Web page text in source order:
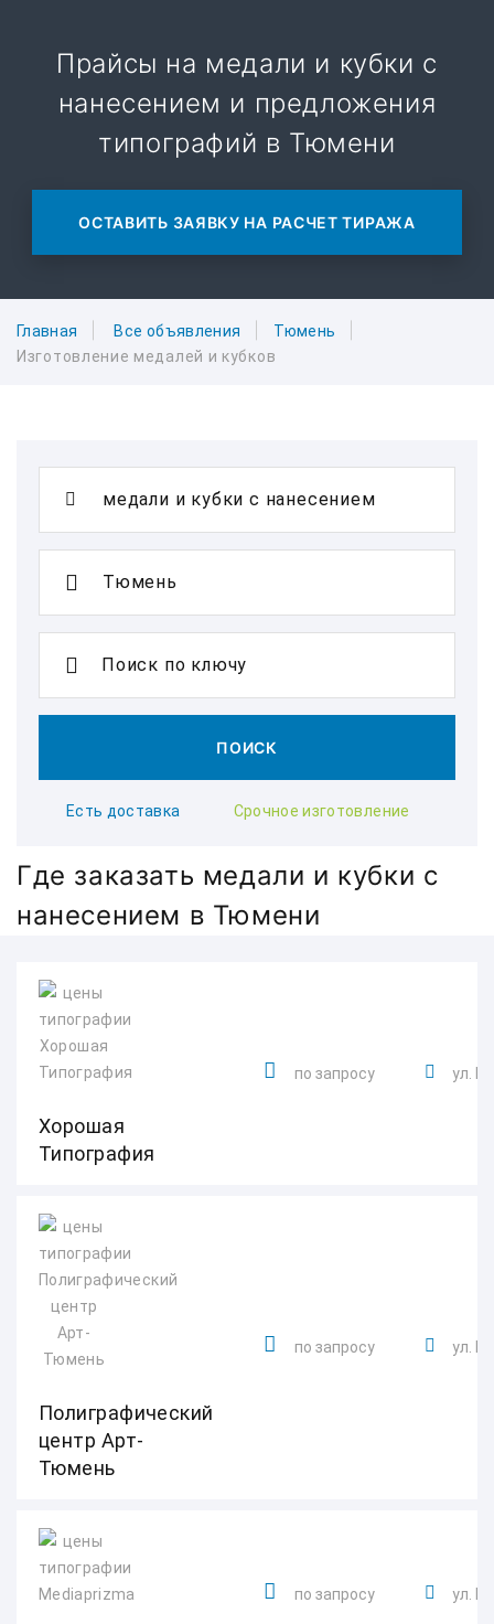
Прайсы на медали и кубки с
нанесением и предложения
типографий в Тюмени
ОСТАВИТЬ ЗАЯВКУ НА РАСЧЕТ ТИРАЖА
Главная Все объявления
Тюмень
Изготовление медалей и кубков
Поиск по ключу
ПОИСК
Есть доставка Срочное изготовление
Где заказать медали и кубки с
нанесением в Тюмени
Хорошая
Типография
по запросу ул.
Полиграфический
центр Арт-
Тюмень
по запросу ул.
по запросу ул.